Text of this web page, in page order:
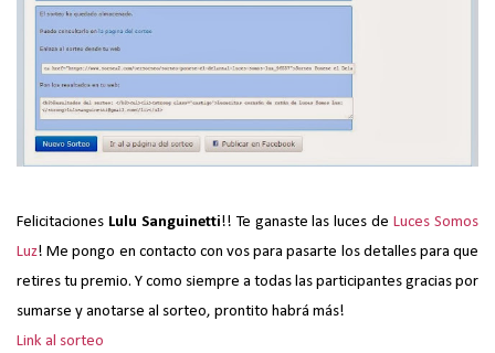
Felicitaciones Lulu Sanguinetti!! Te ganaste las luces deLuces Somos
Luz! Me pongo en contacto con vos para pasarte los detalles para que
retires tu premio. Y como siempre a todas las participantes gracias por
sumarse y anotarse al sorteo, prontito habrá más!
Link al sorteo